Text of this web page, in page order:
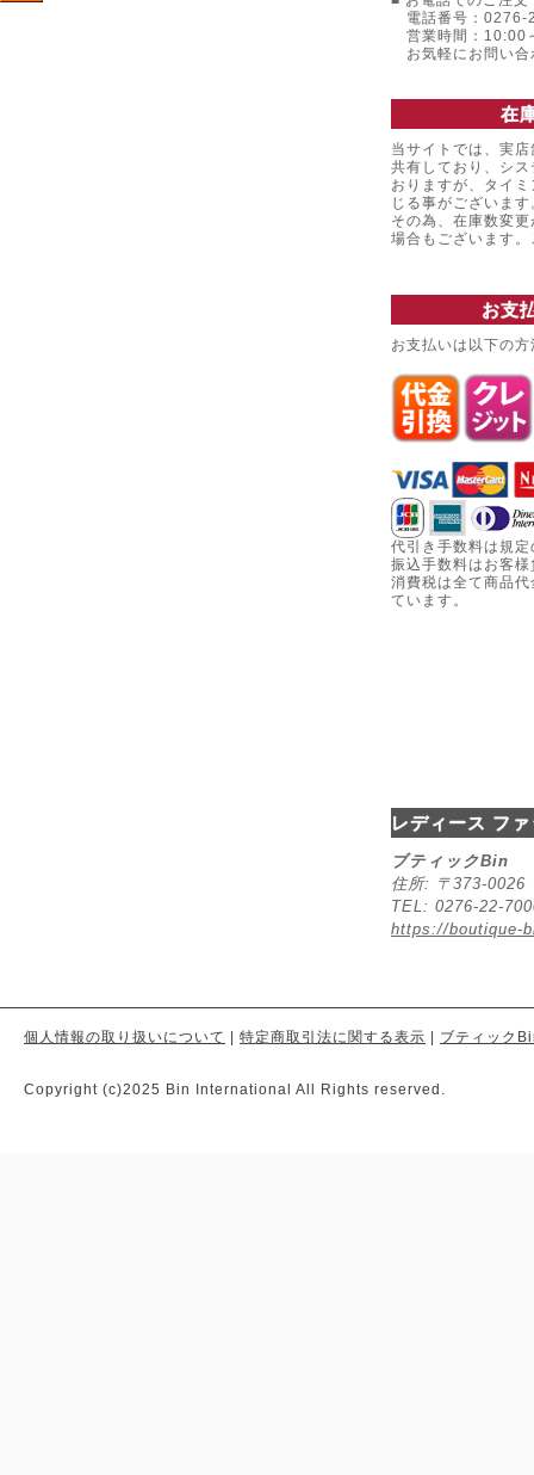
電話番号：0276-
営業時間：10:00
お気軽にお問い合
在
当サイトでは、実
共有しており、シ
おりますが、タイ
じる事がございます
その為、在庫数変
場合もございます
お支
お支払いは以下の
代引き手数料は規
振込手数料はお客
消費税は全て商品
ています。
レディース フ
ブティックBin
住所: 〒373-
TEL: 0276-22-
https://boutique-
個人情報の取り扱いについて 特定商取引法に関する表示 ブティック
Copyright (c)2025 Bin International All Rights reserved.